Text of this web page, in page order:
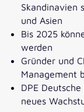
Skandinavien
und Asien
Bis 2025
werden
Gründer und
Management
DPE
neues